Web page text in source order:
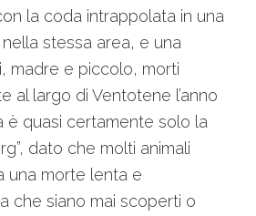
la coda intrappolata in una
stessa area, e una
madre e piccolo, morti
al largo di Ventotene l’anno
è quasi certamente solo la
dato che molti animali
una morte lenta e
che siano mai scoperti o